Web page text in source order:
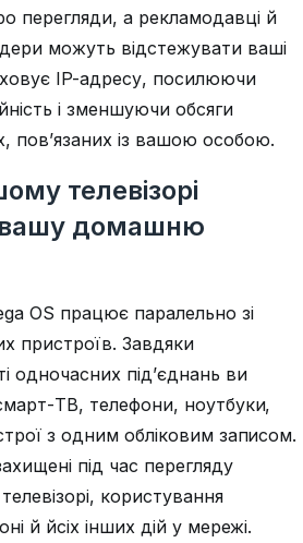
перегляди, а рекламодавці й
можуть відстежувати ваші
IP-адресу, посилюючи
і зменшуючи обсяги
пов’язаних із вашою особою.
телевізорі
вашу домашню
OS працює паралельно зі
пристроїв. Завдяки
одночасних під’єднань ви
ТВ, телефони, ноутбуки,
з одним обліковим записом.
під час перегляду
користування
й йсіх інших дій у мережі.